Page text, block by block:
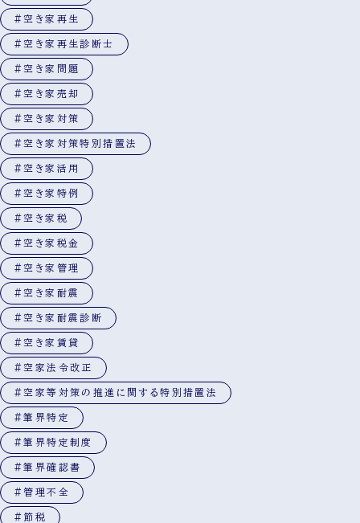
#空き家再生
#空き家再生診断士
#空き家問題
#空き家売却
#空き家対策
#空き家対策特別措置法
#空き家活用
#空き家特例
#空き家税
#空き家税金
#空き家管理
#空き家耐震
#空き家耐震診断
#空き家賃貸
#空家法令改正
#空家等対策の推進に関する特別措置法
#筆界特定
#筆界特定制度
#筆界確認書
#管理不全
#節税